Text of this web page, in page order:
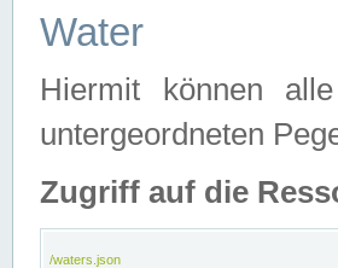
Water
Hiermit können
untergeordneten
Zugriff auf die
/waters.json